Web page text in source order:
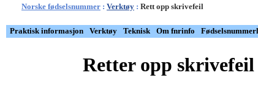
Norske fødselsnummer : Verktøy : Rett opp skrivefeil
Praktisk informasjon Verktøy Teknisk Om fnrinfo
Retter opp